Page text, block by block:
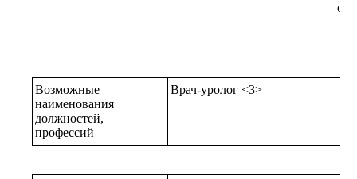
Возможные
наименования
должностей,
профессий
Врач-уролог <3>